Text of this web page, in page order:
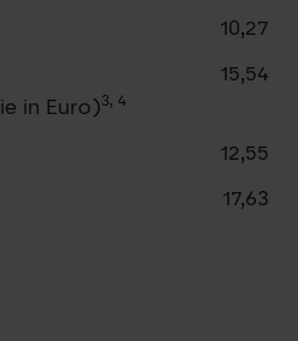
10,27
15,54
in Euro)3, 4
12,55
17,63